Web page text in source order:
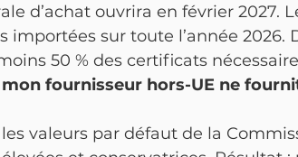
d’achat ouvrira en février 2027.
importées sur toute l’année 2026.
50 % des certificats
fournisseur hors-UE ne
valeurs par défaut de la